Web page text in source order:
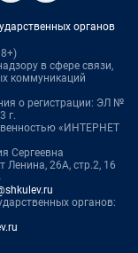
органов
в сфере связи,
коммуникаций
о регистрации: ЭЛ №
г.
«ИНТЕРНЕТ
Сергеевна
Ленина, 26А, стр.2, 16
органов: